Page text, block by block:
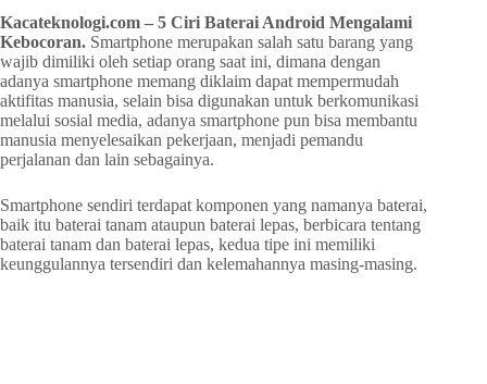
Kacateknologi.com – 5 Ciri Baterai Android Mengalami
Kebocoran. Smartphone merupakan salah satu barang yang
wajib dimiliki oleh setiap orang saat ini, dimana dengan
adanya smartphone memang diklaim dapat mempermudah
aktifitas manusia, selain bisa digunakan untuk berkomunikasi
melalui sosial media, adanya smartphone pun bisa membantu
manusia menyelesaikan pekerjaan, menjadi pemandu
perjalanan dan lain sebagainya.
Smartphone sendiri terdapat komponen yang namanya baterai,
baik itu baterai tanam ataupun baterai lepas, berbicara tentang
baterai tanam dan baterai lepas, kedua tipe ini memiliki
keunggulannya tersendiri dan kelemahannya masing-masing.